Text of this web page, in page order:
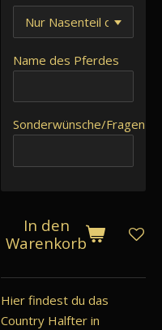
Name des Pferdes
Sonderwünsche/Fragen
In den
Warenkorb
Hier findest du das
Country Halfter in